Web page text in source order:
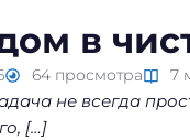
в
64 просмотра 7
не всегда
[…]